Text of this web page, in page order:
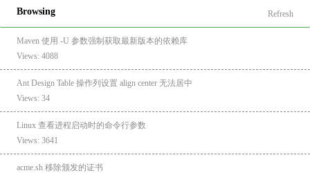
Browsing Refresh
Maven 使用 -U 参数强制获取最新版本的依赖库
Views: 4088
Ant Design Table 操作列设置 align center 无法居中
Views: 34
Linux 查看进程启动时的命令行参数
Views: 3641
acme.sh 移除颁发的证书